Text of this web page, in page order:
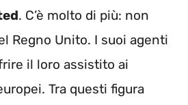
. C’è molto di più: non
Regno Unito. I suoi agenti
il loro assistito ai
Tra questi figura